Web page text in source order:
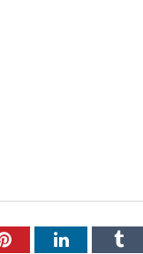
PinterestLinkedIn